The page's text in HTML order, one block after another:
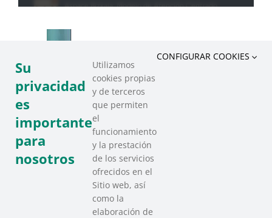
Su
privacidad
es
importante
para
nosotros
Utilizamos
cookies propias
y de terceros
que permiten
el
funcionamiento
y la prestación
de los servicios
ofrecidos en el
Sitio web, así
como la
elaboración de
CONFIGURAR COOKIES